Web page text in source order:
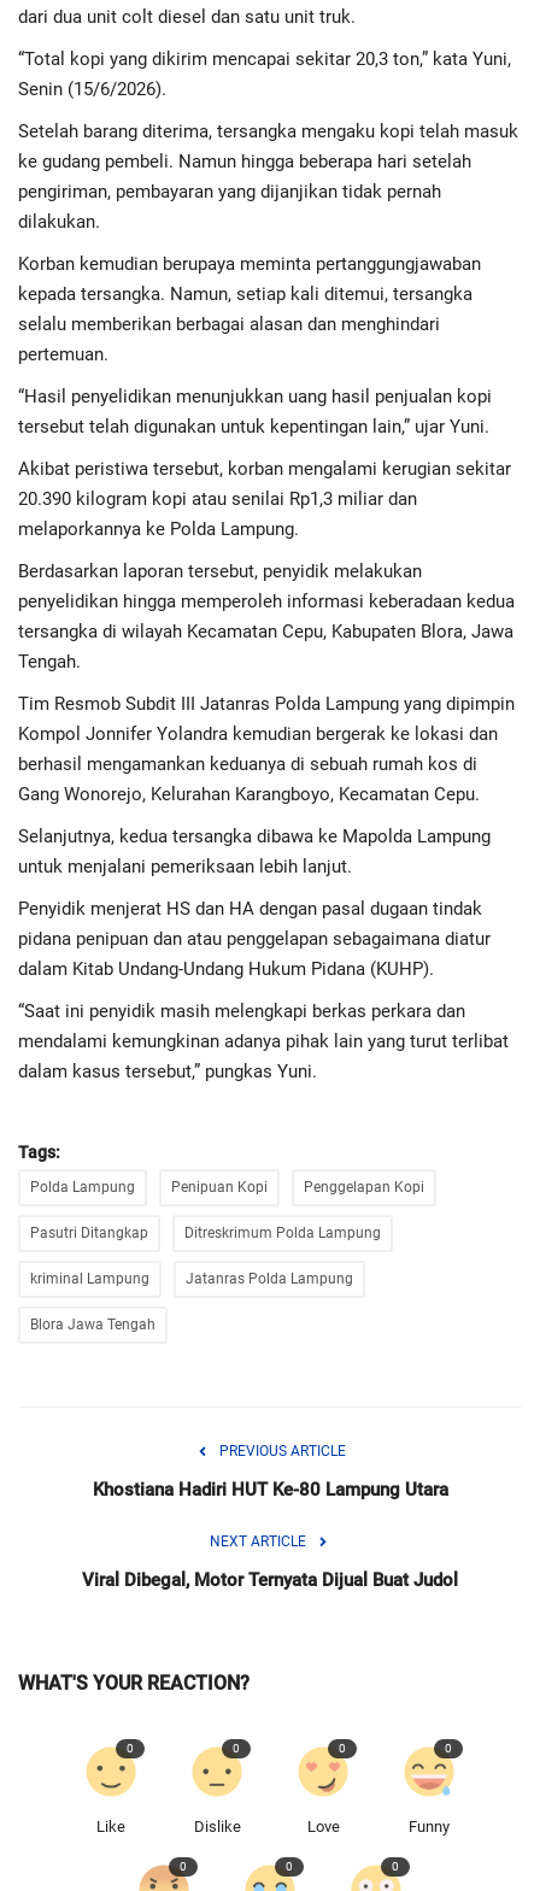
dari dua unit colt diesel dan satu unit truk.
“Total kopi yang dikirim mencapai sekitar 20,3 ton,” kata Yuni,
Senin (15/6/2026).
Setelah barang diterima, tersangka mengaku kopi telah masuk
ke gudang pembeli. Namun hingga beberapa hari setelah
pengiriman, pembayaran yang dijanjikan tidak pernah
dilakukan.
Korban kemudian berupaya meminta pertanggungjawaban
kepada tersangka. Namun, setiap kali ditemui, tersangka
selalu memberikan berbagai alasan dan menghindari
pertemuan.
“Hasil penyelidikan menunjukkan uang hasil penjualan kopi
tersebut telah digunakan untuk kepentingan lain,” ujar Yuni.
Akibat peristiwa tersebut, korban mengalami kerugian sekitar
20.390 kilogram kopi atau senilai Rp1,3 miliar dan
melaporkannya ke Polda Lampung.
Berdasarkan laporan tersebut, penyidik melakukan
penyelidikan hingga memperoleh informasi keberadaan kedua
tersangka di wilayah Kecamatan Cepu, Kabupaten Blora, Jawa
Tengah.
Tim Resmob Subdit III Jatanras Polda Lampung yang dipimpin
Kompol Jonnifer Yolandra kemudian bergerak ke lokasi dan
berhasil mengamankan keduanya di sebuah rumah kos di
Gang Wonorejo, Kelurahan Karangboyo, Kecamatan Cepu.
Selanjutnya, kedua tersangka dibawa ke Mapolda Lampung
untuk menjalani pemeriksaan lebih lanjut.
Penyidik menjerat HS dan HA dengan pasal dugaan tindak
pidana penipuan dan atau penggelapan sebagaimana diatur
dalam Kitab Undang-Undang Hukum Pidana (KUHP).
“Saat ini penyidik masih melengkapi berkas perkara dan
mendalami kemungkinan adanya pihak lain yang turut terlibat
dalam kasus tersebut,” pungkas Yuni.
Tags:
Polda Lampung Penipuan Kopi Penggelapan Kopi
Pasutri Ditangkap Ditreskrimum Polda Lampung
kriminal Lampung Jatanras Polda Lampung
Blora Jawa Tengah
PREVIOUS ARTICLE
Khostiana Hadiri HUT Ke-80 Lampung Utara
NEXT ARTICLE
Viral Dibegal, Motor Ternyata Dijual Buat Judol
WHAT'S YOUR REACTION?
Like
0
Dislike
0
Love
0
Funny
0
0 0 0